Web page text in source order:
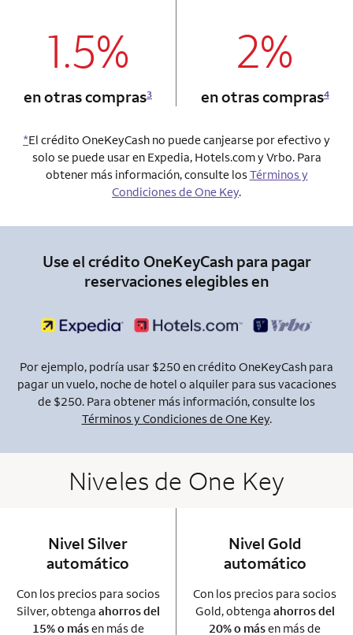
column 1 Onkey card
1.5%
en otras compras3
column 2
2%
en otras compras4
*El crédito OneKeyCash no puede canjearse por efectivo y
solo se puede usar en Expedia, Hotels.com y Vrbo. Para
obtener más información, consulte losTérminos y
Condiciones de One Key.
Use el crédito OneKeyCash para pagar
reservaciones elegibles en
Por ejemplo, podría usar $250 en crédito OneKeyCash para
pagar un vuelo, noche de hotel o alquiler para sus vacaciones
de $250. Para obtener más información, consulte los
Términos y Condiciones de One Key.
Niveles de One Key
column 1 Onkey card
Nivel Silver
automático
Con los precios para socios
Silver, obtenga ahorros del
15% o másen más de
column 2
Nivel Gold
automático
Con los precios para socios
Gold, obtenga ahorros del
20% o másen más de